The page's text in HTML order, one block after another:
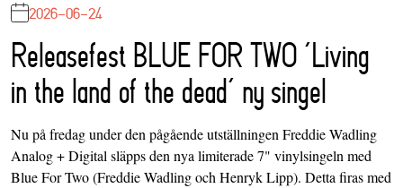
2026-06-24
Releasefest BLUE FOR TWO ‘Living
in the land of the dead’ ny singel
Nu på fredag under den pågående utställningen Freddie Wadling
Analog + Digital släpps den nya limiterade 7" vinylsingeln med
Blue For Two (Freddie Wadling och Henryk Lipp). Detta firas med